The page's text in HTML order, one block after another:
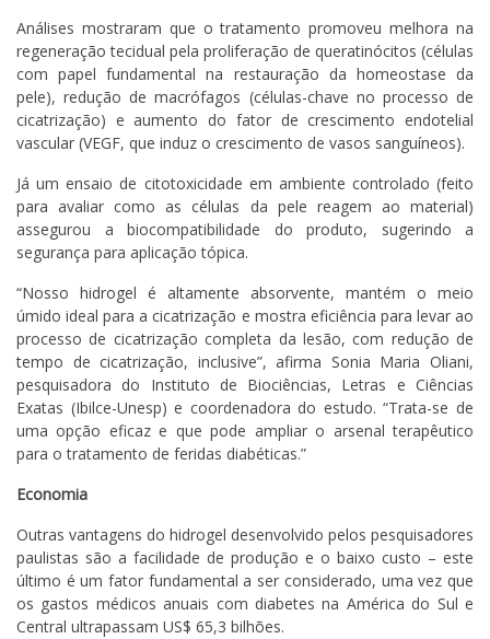
Análises mostraram que o tratamento promoveu melhora na
regeneração tecidual pela proliferação de queratinócitos (células
com papel fundamental na restauração da homeostase da
pele), redução de macrófagos (células-chave no processo de
cicatrização) e aumento do fator de crescimento endotelial
vascular (VEGF, que induz o crescimento de vasos sanguíneos).
Já um ensaio de citotoxicidade em ambiente controlado (feito
para avaliar como as células da pele reagem ao material)
assegurou a biocompatibilidade do produto, sugerindo a
segurança para aplicação tópica.
“Nosso hidrogel é altamente absorvente, mantém o meio
úmido ideal para a cicatrização e mostra eficiência para levar ao
processo de cicatrização completa da lesão, com redução de
tempo de cicatrização, inclusive”, afirma Sonia Maria Oliani,
pesquisadora do Instituto de Biociências, Letras e Ciências
Exatas (Ibilce-Unesp) e coordenadora do estudo. “Trata-se de
uma opção eficaz e que pode ampliar o arsenal terapêutico
para o tratamento de feridas diabéticas.”
Economia
Outras vantagens do hidrogel desenvolvido pelos pesquisadores
paulistas são a facilidade de produção e o baixo custo – este
último é um fator fundamental a ser considerado, uma vez que
os gastos médicos anuais com diabetes na América do Sul e
Central ultrapassam US$ 65,3 bilhões.